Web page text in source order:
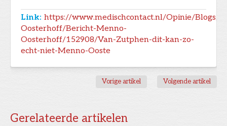
Link: https://www.medischcontact.nl/Opinie/Blogs/
Oosterhoff/Bericht-Menno-
Oosterhoff/152908/Van-Zutphen-dit-kan-zo-
echt-niet-Menno-Ooste
Vorige artikel Volgende artikel
Gerelateerde artikelen